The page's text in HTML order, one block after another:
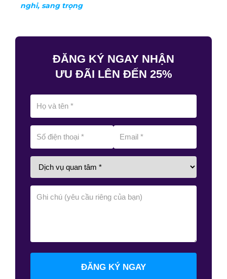
nghi, sang trọng
ĐĂNG KÝ NGAY NHẬN
ƯU ĐÃI LÊN ĐẾN 25%
ĐĂNG KÝ NGAY